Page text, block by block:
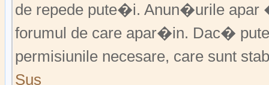
de repede pute�i. Anun�urile
forumul de care apar�in. Dac�
permisiunile necesare, care sunt
Sus